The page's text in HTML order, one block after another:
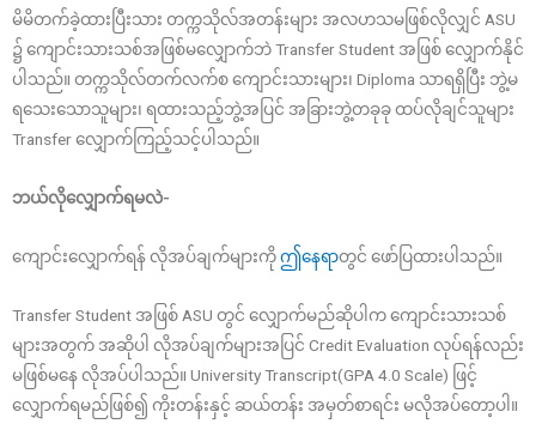
မိမိတက်ခဲ့ထားပြီးသား တက္ကသိုလ်အတန်းများ အလဟသမဖြစ်လိုလျှင် ASU
၌ ကျောင်းသားသစ်အဖြစ်မလျှောက်ဘဲ Transfer Student အဖြစ် လျှောက်နိုင်
ပါသည်။ တက္ကသိုလ်တက်လက်စ ကျောင်းသားများ၊ Diploma သာရရှိပြီး ဘွဲ့မ
ရသေးသောသူများ၊ ရထားသည့်ဘွဲ့အပြင် အခြားဘွဲ့တခုခု ထပ်လိုချင်သူများ
Transfer လျှောက်ကြည့်သင့်ပါသည်။
ဘယ်လိုလျှောက်ရမလဲ-
ကျောင်းလျှောက်ရန် လိုအပ်ချက်များကိုဤနေရာတွင် ဖော်ပြထားပါသည်။
Transfer Student အဖြစ် ASU တွင် လျှောက်မည်ဆိုပါက ကျောင်းသားသစ်
များအတွက် အဆိုပါ လိုအပ်ချက်များအပြင် Credit Evaluation လုပ်ရန်လည်း
မဖြစ်မနေ လိုအပ်ပါသည်။ University Transcript(GPA 4.0 Scale) ဖြင့်
လျှောက်ရမည်ဖြစ်၍ ကိုးတန်းနှင့် ဆယ်တန်း အမှတ်စာရင်း မလိုအပ်တော့ပါ။